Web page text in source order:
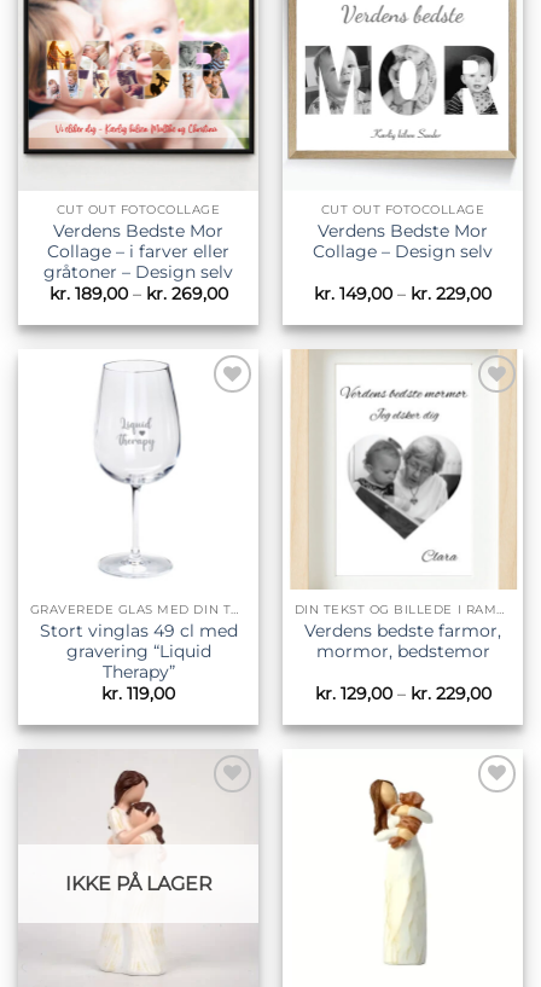
Tilføj til
ønskeliste
CUT OUT FOTOCOLLAGE
Verdens Bedste Mor
Collage – i farver eller
gråtoner – Design selv
kr.189,00 – kr.269,00Prisinterval:
til
kr. 269,00
Tilføj til
ønskeliste
CUT OUT FOTOCOLLAGE
Verdens Bedste Mor
Collage – Design selv
kr. 149,00 – kr. 229,00
til
kr.
ønskeliste
GRAVEREDE GLAS MED DIN TEKST
Stort vinglas 49 cl med
gravering “Liquid
Therapy”
kr. 119,00
DIN TEKST OG BILLEDE I RAMMER
Verdens bedste farmor,
mormor, bedstemor
kr.129,00 – kr.229,00
til
kr.
IKKE PÅ LAGER